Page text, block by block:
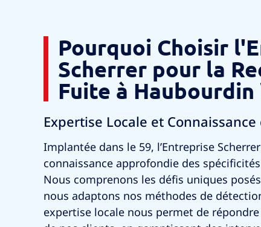
Pourquoi Choisir
Scherrer pour la
Fuite à Haubourdin
Expertise Locale et
Implantée dans le 59, l’Entreprise
connaissance approfondie des
Nous comprenons les défis uniques
nous adaptons nos méthodes de
expertise locale nous permet de